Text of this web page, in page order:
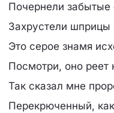
Почернели забытые
Захрустели шприцы
Это серое знамя
Посмотри, оно реет
Так сказал мне
Перекрюченный,